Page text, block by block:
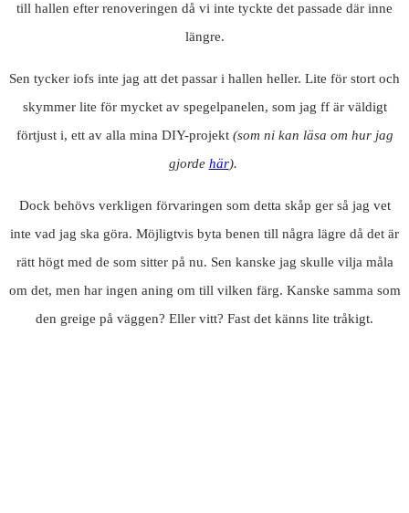
till hallen efter renoveringen då vi inte tyckte det passade där inne
längre.
Sen tycker iofs inte jag att det passar i hallen heller. Lite för stort och
skymmer lite för mycket av spegelpanelen, som jag ff är väldigt
förtjust i, ett av alla mina DIY-projekt (som ni kan läsa om hur jag
gjorde här).
Dock behövs verkligen förvaringen som detta skåp ger så jag vet
inte vad jag ska göra. Möjligtvis byta benen till några lägre då det är
rätt högt med de som sitter på nu. Sen kanske jag skulle vilja måla
om det, men har ingen aning om till vilken färg. Kanske samma som
den greige på väggen? Eller vitt? Fast det känns lite tråkigt.